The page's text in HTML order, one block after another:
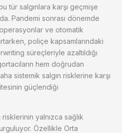
tür salgınlara karşı geçmişe
Pandemi sonrası dönemde
ve otomatik
poliçe kapsamlarındaki
süreçleriyle azaltıldığı
hem doğrudan
sistemik salgın risklerine karşı
güçlendiği
yalnızca sağlık
Özellikle Orta